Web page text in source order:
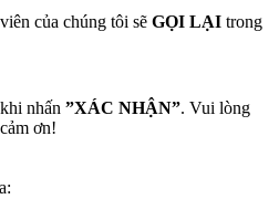
của chúng tôi sẽ GỌI LẠI trong
nhấn ”XÁC NHẬN”. Vui lòng
ơn!